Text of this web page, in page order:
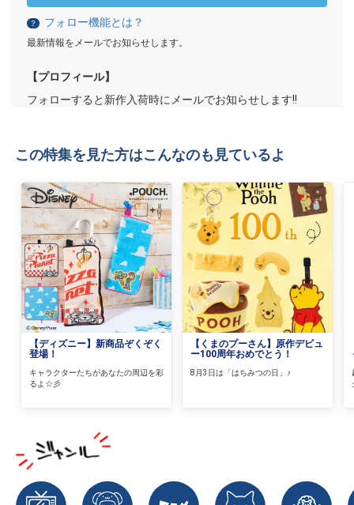
？ フォロー機能とは？
最新情報をメールでお知らせします。
【プロフィール】
フォローすると新作入荷時にメールでお知らせします!!
この特集を見た方はこんなのも見ているよ
【ディズニー】新商品ぞくぞく
登場！
キャラクターたちがあなたの周辺を彩
るよ☆彡
【くまのプーさん】原作デビュ
ー100周年おめでとう！
8月3日は「はちみつの日」♪